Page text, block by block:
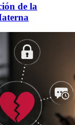
de la